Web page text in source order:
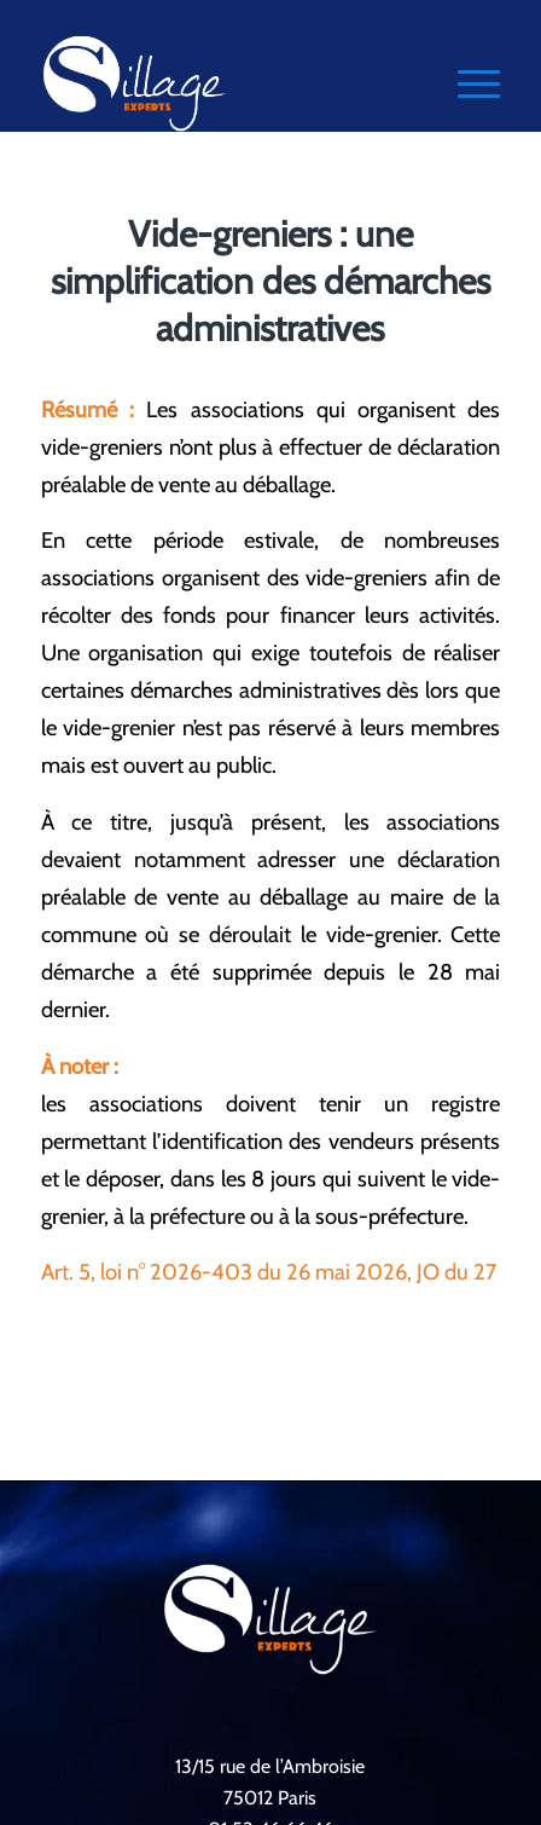
Vide-greniers : une
simplification des démarches
administratives
Résumé :Les associations qui organisent des
vide-greniers n’ont plus à effectuer de déclaration
préalable de vente au déballage.
En cette période estivale, de nombreuses
associations organisent des vide-greniers afin de
récolter des fonds pour financer leurs activités.
Une organisation qui exige toutefois de réaliser
certaines démarches administratives dès lors que
le vide-grenier n’est pas réservé à leurs membres
mais est ouvert au public.
À ce titre, jusqu’à présent, les associations
devaient notamment adresser une déclaration
préalable de vente au déballage au maire de la
commune où se déroulait le vide-grenier. Cette
démarche a été supprimée depuis le 28 mai
dernier.
À noter :
les associations doivent tenir un registre
permettant l’identification des vendeurs présents
et le déposer, dans les 8 jours qui suivent le vide-
grenier, à la préfecture ou à la sous-préfecture.
Art. 5, loi n° 2026-403 du 26 mai 2026, JO du 27
13/15 rue de l’Ambroisie
75012 Paris